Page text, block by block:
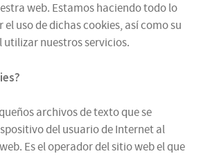
web. Estamos haciendo todo lo
uso de dichas cookies, así como su
nuestros servicios.
archivos de texto que se
del usuario de Internet al
Es el operador del sitio web el que